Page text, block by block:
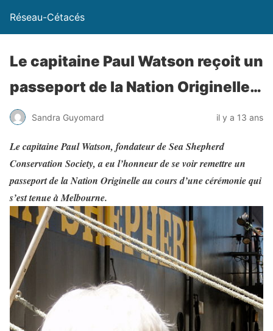
Réseau-Cétacés
Le capitaine Paul Watson reçoit un
passeport de la Nation Originelle…
Sandra Guyomard il y a 13 ans
Le capitaine Paul Watson, fondateur de Sea Shepherd
Conservation Society, a eu l’honneur de se voir remettre un
passeport de la Nation Originelle au cours d’une cérémonie qui
s’est tenue à Melbourne.